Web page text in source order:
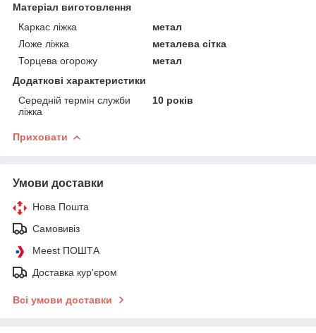
Матеріал виготовлення
Каркас ліжка
метал
Ложе ліжка
металева сітка
Торцева огорожу
метал
Додаткові характеристики
Середній термін служби
ліжка
10 років
Приховати
Умови доставки
Нова Пошта
Самовивіз
Meest ПОШТА
Доставка кур'єром
Всі умови доставки